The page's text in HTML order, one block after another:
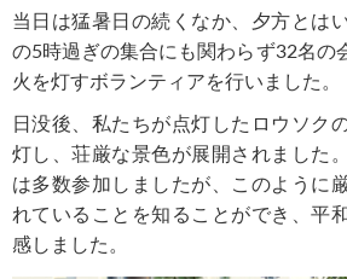
当日は猛暑日の続くなか、夕方とは
の5時過ぎの集合にも関わらず32名の
火を灯すボランティアを行いました。
日没後、私たちが点灯したロウソク
灯し、荘厳な景色が展開されました
は多数参加しましたが、このように
れていることを知ることができ、平
感しました。